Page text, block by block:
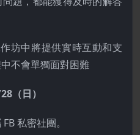
坊中將提供實時互動和支
不會單獨面對困難
（日）
私密社團。